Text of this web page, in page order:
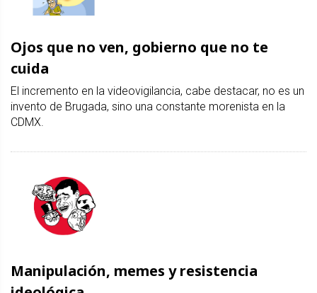
Ojos que no ven, gobierno que no te
cuida
El incremento en la videovigilancia, cabe destacar, no es un
invento de Brugada, sino una constante morenista en la
CDMX.
Manipulación, memes y resistencia